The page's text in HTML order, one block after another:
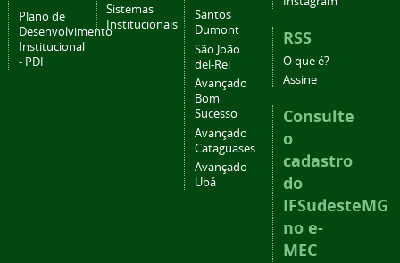
Plano de
Desenvolvimento
Institucional
- PDI
Sistemas
Institucionais
Santos
Dumont
São João
del-Rei
Avançado
Bom
Sucesso
Avançado
Cataguases
Avançado
Ubá
RSS
O que é?
Assine
Consulte
o
cadastro
do
IFSudesteMG
no e-
MEC